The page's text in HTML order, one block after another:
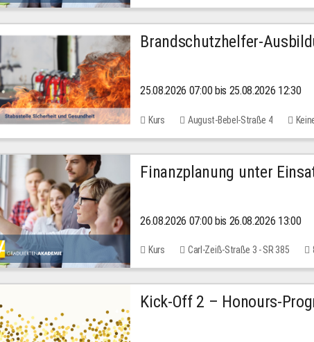
Brandschutzhelfer-
25.08.2026 07:00 bis 25.08.2026 12:30
Kurs August-Bebel-Straße 4
Finanzplanung unter
26.08.2026 07:00 bis 26.08.2026 13:00
Kurs Carl-Zeiß-Straße 3 - SR 385
Kick-Off 2 – Honours-